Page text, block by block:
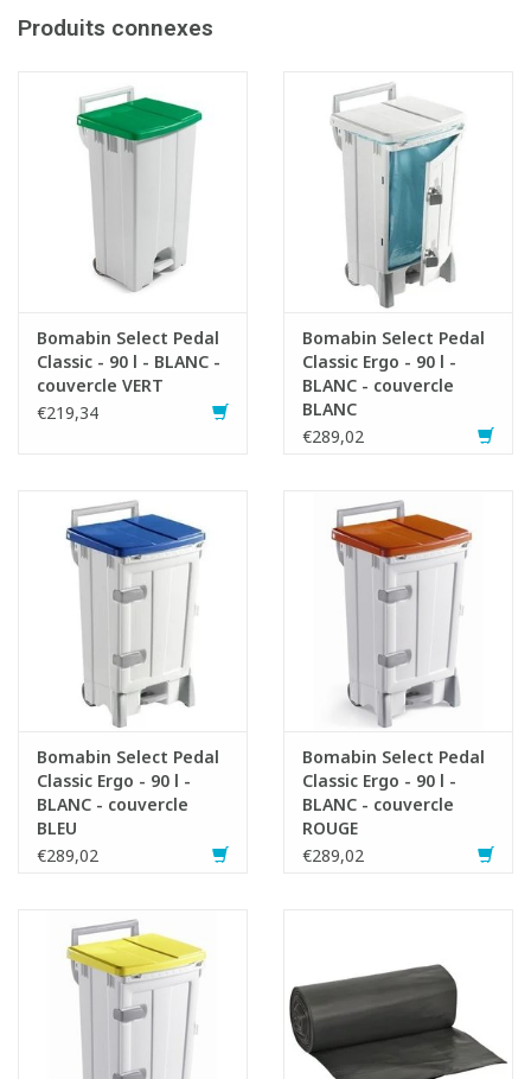
VERT
2x710153 Frein pour couvercle
Fiche produit
Produits connexes
Bomabin Select Pedal
Classic - 90 l - BLANC -
couvercle VERT
€219,34
Bomabin Select Pedal
Classic Ergo - 90 l -
BLANC - couvercle
BLANC
€289,02
Bomabin Select Pedal
Classic Ergo - 90 l -
BLANC - couvercle
BLEU
€289,02
Bomabin Select Pedal
Classic Ergo - 90 l -
BLANC - couvercle
ROUGE
€289,02